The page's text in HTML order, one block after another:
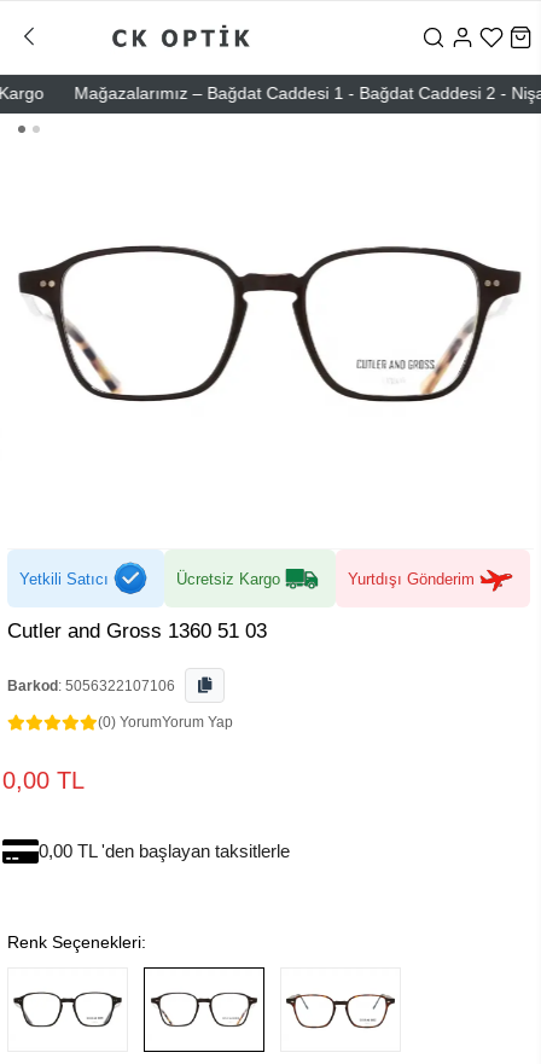
Mağazalarımız – Bağdat Caddesi 1 - Bağdat Caddesi 2 -
Yetkili Satıcı Ücretsiz Kargo Yurtdışı Gönderim
Cutler and Gross 1360 51 03
Barkod : 5056322107106
(0) YorumYorum Yap
0,00 TL
0,00 TL 'den başlayan taksitlerle
Renk Seçenekleri: